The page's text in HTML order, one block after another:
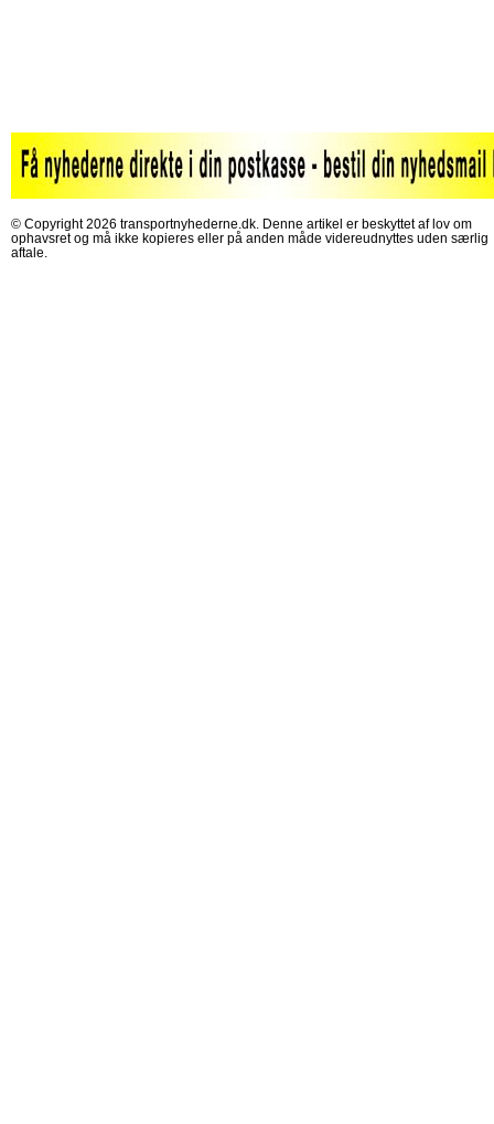
© Copyright 2026 transportnyhederne.dk. Denne artikel er beskyttet af lov om
ophavsret og må ikke kopieres eller på anden måde videreudnyttes uden særlig
aftale.